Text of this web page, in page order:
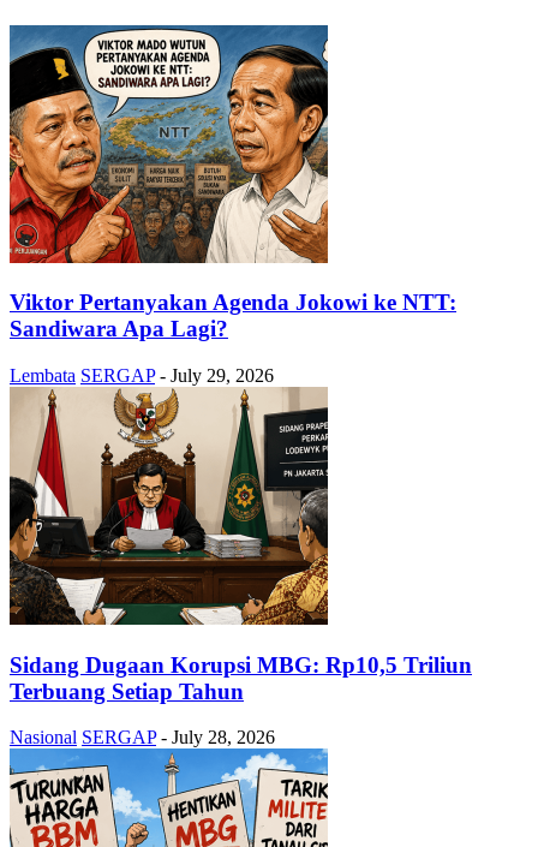
Viktor Pertanyakan Agenda Jokowi ke NTT:
Sandiwara Apa Lagi?
Lembata SERGAP - July 29, 2026
Sidang Dugaan Korupsi MBG: Rp10,5 Triliun
Terbuang Setiap Tahun
Nasional SERGAP - July 28, 2026